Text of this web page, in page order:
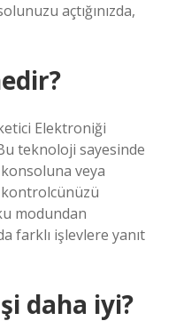
açtığınızda,
Elektroniği
teknoloji sayesinde
veya
modundan
farklı işlevlere yanıt
daha iyi?